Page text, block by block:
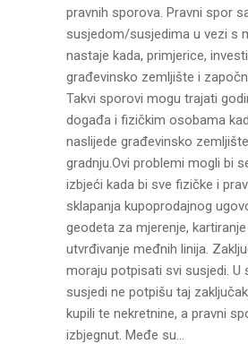
pravnih sporova. Pravni spor
susjedom/susjedima u vezi s
nastaje kada, primjerice,
građevinsko zemljište i
Takvi sporovi mogu trajati
događa i fizičkim osobama
naslijede građevinsko
gradnju.Ovi problemi mogli bi
izbjeći kada bi sve fizičke i
sklapanja kupoprodajnog
geodeta za mjerenje,
utvrđivanje međnih linija.
moraju potpisati svi susjedi. U
susjedi ne potpišu taj
kupili te nekretnine, a pravni
izbjegnut. Međe su...